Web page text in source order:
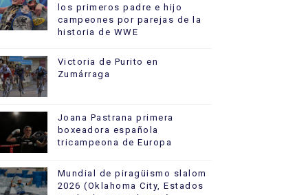
los primeros padre e hijo
campeones por parejas de la
historia de WWE
Victoria de Purito en
Zumárraga
Joana Pastrana primera
boxeadora española
tricampeona de Europa
Mundial de piragüismo slalom
2026 (Oklahoma City, Estados